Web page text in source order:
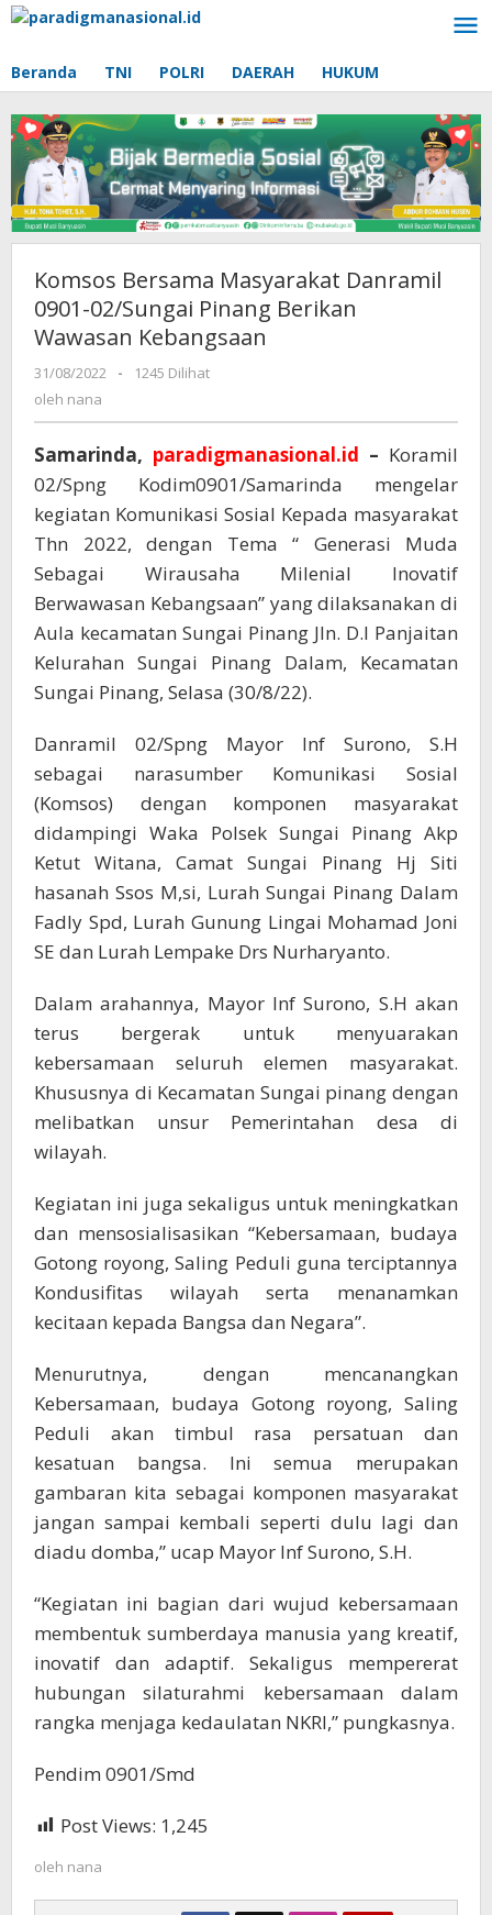
Lewati
Beranda TNI POLRI DAERAH HUKUM
Komsos Bersama Masyarakat Danramil
0901-02/Sungai Pinang Berikan
Wawasan Kebangsaan
31/08/2022
oleh
-
1245 Dilihat
oleh nana
Samarinda, paradigmanasional.id – Koramil
02/Spng Kodim0901/Samarinda mengelar
kegiatan Komunikasi Sosial Kepada masyarakat
Thn 2022, dengan Tema “ Generasi Muda
Sebagai Wirausaha Milenial Inovatif
Berwawasan Kebangsaan” yang dilaksanakan di
Aula kecamatan Sungai Pinang Jln. D.I Panjaitan
Kelurahan Sungai Pinang Dalam, Kecamatan
Sungai Pinang, Selasa (30/8/22).
Danramil 02/Spng Mayor Inf Surono, S.H
sebagai narasumber Komunikasi Sosial
(Komsos) dengan komponen masyarakat
didampingi Waka Polsek Sungai Pinang Akp
Ketut Witana, Camat Sungai Pinang Hj Siti
hasanah Ssos M,si, Lurah Sungai Pinang Dalam
Fadly Spd, Lurah Gunung Lingai Mohamad Joni
SE dan Lurah Lempake Drs Nurharyanto.
Dalam arahannya, Mayor Inf Surono, S.H akan
terus bergerak untuk menyuarakan
kebersamaan seluruh elemen masyarakat.
Khususnya di Kecamatan Sungai pinang dengan
melibatkan unsur Pemerintahan desa di
wilayah.
Kegiatan ini juga sekaligus untuk meningkatkan
dan mensosialisasikan “Kebersamaan, budaya
Gotong royong, Saling Peduli guna terciptannya
Kondusifitas wilayah serta menanamkan
kecitaan kepada Bangsa dan Negara”.
Menurutnya, dengan mencanangkan
Kebersamaan, budaya Gotong royong, Saling
Peduli akan timbul rasa persatuan dan
kesatuan bangsa. Ini semua merupakan
gambaran kita sebagai komponen masyarakat
jangan sampai kembali seperti dulu lagi dan
diadu domba,” ucap Mayor Inf Surono, S.H.
“Kegiatan ini bagian dari wujud kebersamaan
membentuk sumberdaya manusia yang kreatif,
inovatif dan adaptif. Sekaligus mempererat
hubungan silaturahmi kebersamaan dalam
rangka menjaga kedaulatan NKRI,” pungkasnya.
Pendim 0901/Smd
Post Views: 1,245
oleh nana